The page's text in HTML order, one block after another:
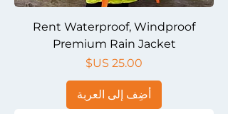
Rent Waterproof, Windproof
Premium Rain Jacket
السعر
أضِف إلى العربة